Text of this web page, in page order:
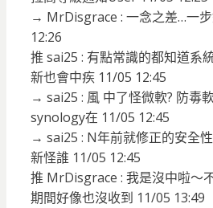
→ MrDisgrace : 一念之差…一
12:26
推 sai25 : 有點常識的都知道系
新也會中疾 11/05 12:45
→ sai25 : 風 中了怪微軟? 防毒
synology在 11/05 12:45
→ sai25 : N年前就修正的安全
新怪誰 11/05 12:45
推 MrDisgrace : 我是沒中啦～
期間好像也沒收到 11/05 13:49